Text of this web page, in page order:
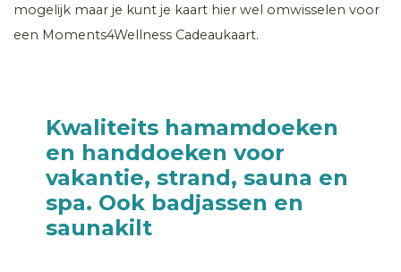
mogelijk maar je kunt je kaart hier wel omwisselen voor
een Moments4Wellness Cadeaukaart.
Kwaliteits hamamdoeken
en handdoeken voor
vakantie, strand, sauna en
spa. Ook badjassen en
saunakilt